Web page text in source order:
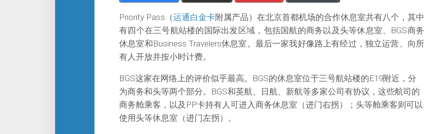
Priority Pass（运通白金卡附属产品）在北京首都机场的合作休息室共有八个，其中
有四个在三号航站楼的国际出发区域，包括国航的商务以及头等休息室、BGS商务
休息室和Business Travelers休息室。最后一家我好像路上有经过，独立运营、向所
有人开放并按小时计费。
BGS这家在网络上的评价似乎最高。BGS的休息室位于三号航站楼的E19附近，分
为商务和头等两个部分。BGS和英航、日航、新航等多家公司有协议，这些航司的
商务舱乘客，以及PP卡持有人可进入商务休息室（进门右拐）；头等舱乘客则可以
使用头等休息室（进门左拐）。